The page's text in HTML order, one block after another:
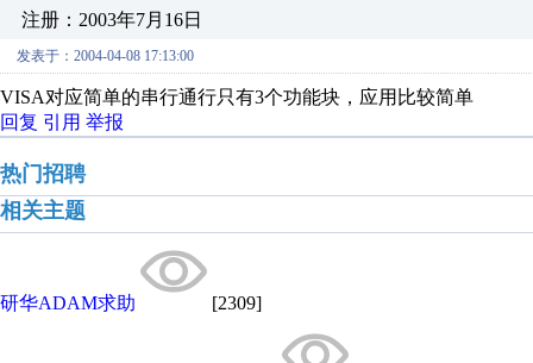
注册：2003年7月16日
发表于：2004-04-08 17:13:00
VISA对应简单的串行通行只有3个功能块，应用比较简单
回复 引用 举报
热门招聘
相关主题
研华ADAM求助 [2309]